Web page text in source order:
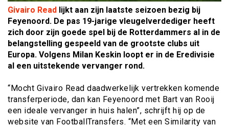
Givairo Read lijkt aan zijn laatste seizoen bezig bij
Feyenoord. De pas 19-jarige vleugelverdediger heeft
zich door zijn goede spel bij de Rotterdammers al in de
belangstelling gespeeld van de grootste clubs uit
Europa. Volgens Milan Keskin loopt er in de Eredivisie
al een uitstekende vervanger rond.
“Mocht Givairo Read daadwerkelijk vertrekken komende
transferperiode, dan kan Feyenoord met Bart van Rooij
een ideale vervanger in huis halen”, schrijft hij op de
website van FootballTransfers. “Met een Similarity van